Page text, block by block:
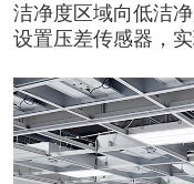
洁净度区域向低洁
设置压差传感器，实